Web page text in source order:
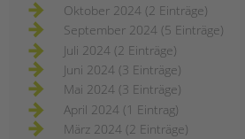
Oktober 2024 (2 Einträge)
September 2024 (5 Einträge)
Juli 2024 (2 Einträge)
Juni 2024 (3 Einträge)
Mai 2024 (3 Einträge)
April 2024 (1 Eintrag)
März 2024 (2 Einträge)